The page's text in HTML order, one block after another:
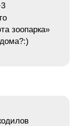
зоопарка»